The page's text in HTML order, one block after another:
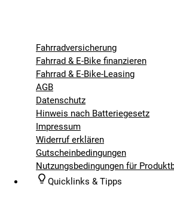
Fahrradversicherung
Fahrrad & E-Bike finanzieren
Fahrrad & E-Bike-Leasing
AGB
Datenschutz
Hinweis nach Batteriegesetz
Impressum
Widerruf erklären
Gutscheinbedingungen
Nutzungsbedingungen für
Quicklinks & Tipps